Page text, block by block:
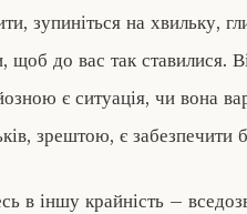
зупиніться на хвильку,
щоб до вас так ставилися.
є ситуація, чи вона
зрештою, є забезпечити
в іншу крайність –